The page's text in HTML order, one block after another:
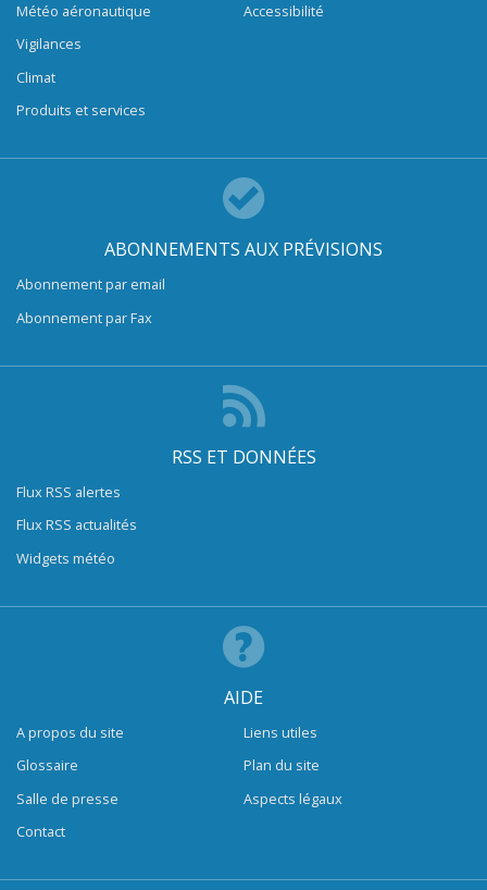
Météo aéronautique
Vigilances
Climat
Produits et services
Accessibilité
ABONNEMENTS AUX PRÉVISIONS
Abonnement par email
Abonnement par Fax
RSS ET DONNÉES
Flux RSS alertes
Flux RSS actualités
Widgets météo
AIDE
A propos du site
Glossaire
Salle de presse
Contact
Liens utiles
Plan du site
Aspects légaux